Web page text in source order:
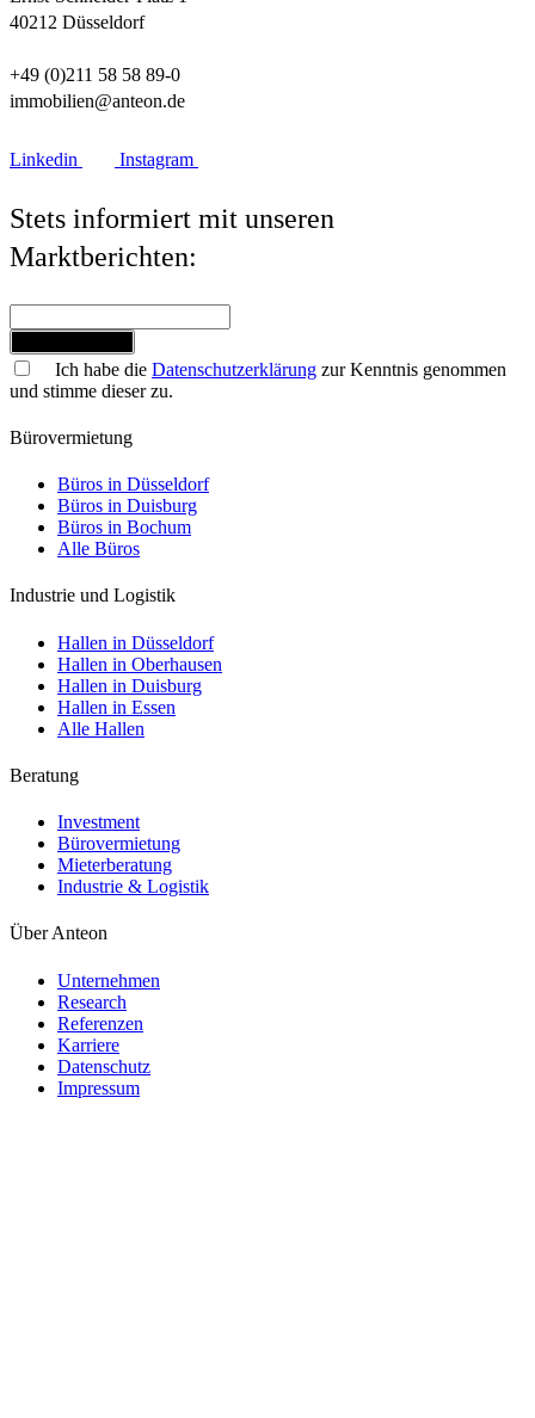
40212 Düsseldorf
+49 (0)211 58 58 89-0
immobilien@anteon.de
Linkedin Instagram
Stets informiert mit unseren
Marktberichten:
Ich habe die Datenschutzerklärung zur Kenntnis genommen
und stimme dieser zu.
Bürovermietung
Büros in Düsseldorf
Büros in Duisburg
Büros in Bochum
Alle Büros
Industrie und Logistik
Hallen in Düsseldorf
Hallen in Oberhausen
Hallen in Duisburg
Hallen in Essen
Alle Hallen
Beratung
Investment
Bürovermietung
Mieterberatung
Industrie & Logistik
Über Anteon
Unternehmen
Research
Referenzen
Karriere
Datenschutz
Impressum